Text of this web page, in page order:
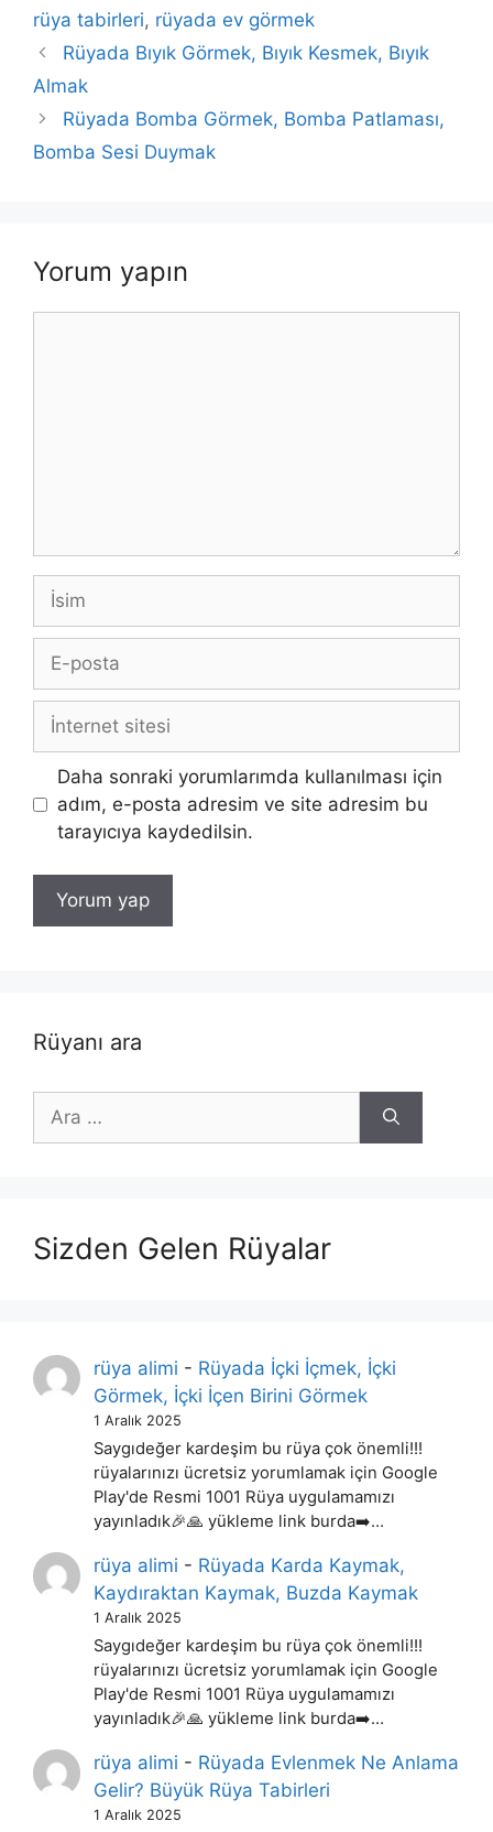
rüya tabirleri, rüyada ev görmek
Rüyada Bıyık Görmek, Bıyık Kesmek, Bıyık
Almak
Rüyada Bomba Görmek, Bomba Patlaması,
Bomba Sesi Duymak
Yorum yapın
İsim
posta
İnternet
Daha sonraki yorumlarımda kullanılması için
adım, e-posta adresim ve site adresim bu
tarayıcıya kaydedilsin.
Rüyanı ara
ara
Sizden Gelen Rüyalar
rüya alimi - Rüyada İçki İçmek, İçki
Görmek, İçki İçen Birini Görmek
1 Aralık 2025
Saygıdeğer kardeşim bu rüya çok önemli!!!
rüyalarınızı ücretsiz yorumlamak için Google
Play'de Resmi 1001 Rüya uygulamamızı
yayınladık🎉🙏 yükleme link burda➡️…
rüya alimi - Rüyada Karda Kaymak,
Kaydıraktan Kaymak, Buzda Kaymak
1 Aralık 2025
Saygıdeğer kardeşim bu rüya çok önemli!!!
rüyalarınızı ücretsiz yorumlamak için Google
Play'de Resmi 1001 Rüya uygulamamızı
yayınladık🎉🙏 yükleme link burda➡️…
rüya alimi - Rüyada Evlenmek Ne Anlama
Gelir? Büyük Rüya Tabirleri
1 Aralık 2025